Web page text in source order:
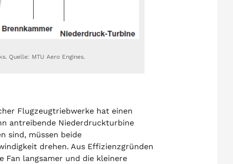
Quelle: MTU Aero Engines.
Flugzeugtriebwerke hat einen
antreibende Niederdruckturbine
sind, müssen beide
drehen. Aus Effizienzgründen
Fan langsamer und die kleinere